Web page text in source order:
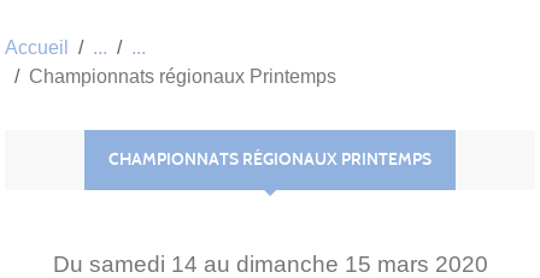
Accueil
Championnats régionaux Printemps
CHAMPIONNATS RÉGIONAUX PRINTEMPS
Du samedi 14 au dimanche 15 mars 2020